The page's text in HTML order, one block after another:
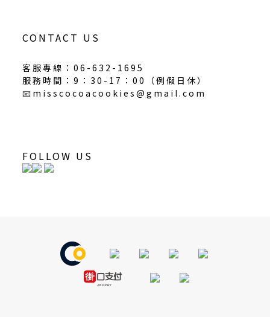
CONTACT US
客服專線：06-632-1695
服務時間：9：30-17：00（例假日休）
📧 misscocoacookies@gmail.com
FOLLOW US